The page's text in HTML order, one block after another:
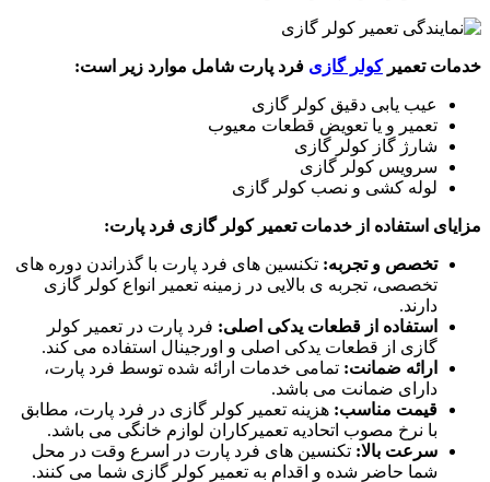
خدمات تعمیرکولر گازی فرد پارت شامل موارد زیر است:
عیب یابی دقیق کولر گازی
تعمیر و یا تعویض قطعات معیوب
شارژ گاز کولر گازی
سرویس کولر گازی
لوله کشی و نصب کولر گازی
مزایای استفاده از خدمات تعمیر کولر گازی فرد پارت:
تخصص و تجربه: تکنسین های فرد پارت با گذراندن دوره های
تخصصی، تجربه ی بالایی در زمینه تعمیر انواع کولر گازی
دارند.
استفاده از قطعات یدکی اصلی: فرد پارت در تعمیر کولر
گازی از قطعات یدکی اصلی و اورجینال استفاده می کند.
ارائه ضمانت: تمامی خدمات ارائه شده توسط فرد پارت،
دارای ضمانت می باشد.
قیمت مناسب: هزینه تعمیر کولر گازی در فرد پارت، مطابق
با نرخ مصوب اتحادیه تعمیرکاران لوازم خانگی می باشد.
سرعت بالا: تکنسین های فرد پارت در اسرع وقت در محل
شما حاضر شده و اقدام به تعمیر کولر گازی شما می کنند.